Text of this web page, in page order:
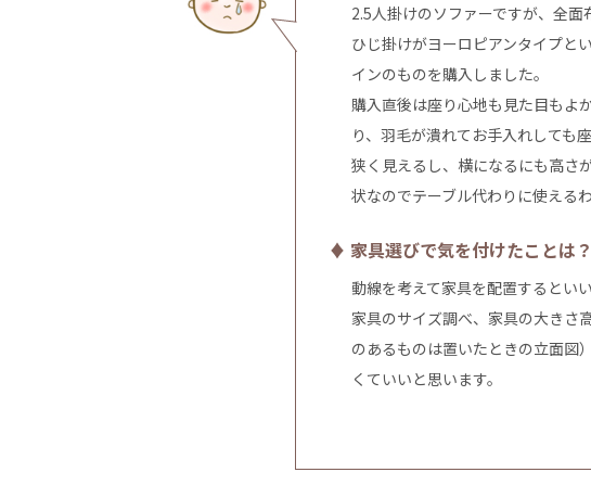
2.5人掛けのソファーですが、全面
ひじ掛けがヨーロピアンタイプと
インのものを購入しました。
購入直後は座り心地も見た目もよ
り、羽毛が潰れてお手入れしても
狭く見えるし、横になるにも高さ
状なのでテーブル代わりに使える
♦ 家具選びで気を付けたことは？
動線を考えて家具を配置するとい
家具のサイズ調べ、家具の大きさ
のあるものは置いたときの立面図
くていいと思います。